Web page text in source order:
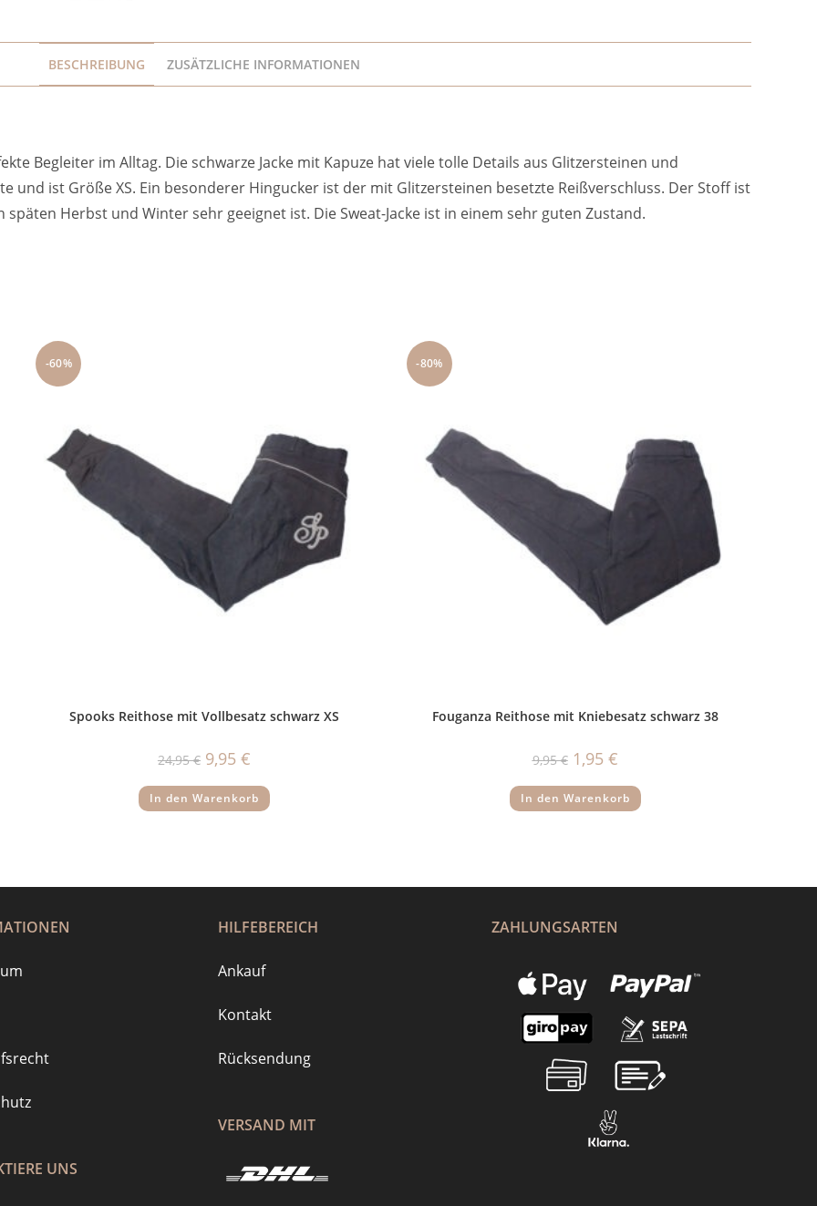
BESCHREIBUNG ZUSÄTZLICHE INFORMATIONEN
Begleiter im Alltag. Die schwarze Jacke mit Kapuze hat viele tolle Details aus Glitzersteinen und
und ist Größe XS. Ein besonderer Hingucker ist der mit Glitzersteinen besetzte Reißverschluss. Der Stoff ist
Herbst und Winter sehr geeignet ist. Die Sweat-Jacke ist in einem sehr guten Zustand.
-60%
Spooks Reithose mit Vollbesatz schwarz XS
24,95€ Ursprünglicher
Preis
24,95 €
9,95 €Aktueller
Preis
9,95 €.
In den Warenkorb
-80%
Fouganza Reithose mit Kniebesatz schwarz 38
9,95€ Ursprünglicher
Preis
9,95 €
1,95 €Aktueller
Preis
1,95 €.
In den Warenkorb
UNS
HILFEBEREICH
Ankauf
Kontakt
Rücksendung
VERSAND MIT
ZAHLUNGSARTEN